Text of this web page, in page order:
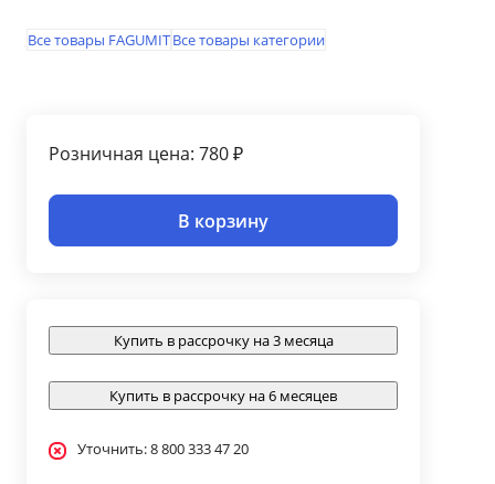
Все товары FAGUMITВсе товары категории
Розничная цена: 780 ₽
В корзину
Купить в рассрочку на 3 месяца
Купить в рассрочку на 6 месяцев
Уточнить: 8 800 333 47 20